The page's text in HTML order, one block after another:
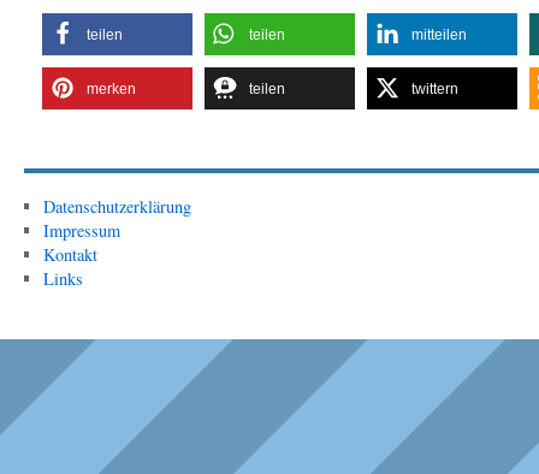
teilen teilen mitteilen
merken teilen twittern
Datenschutzerklärung
Impressum
Kontakt
Links